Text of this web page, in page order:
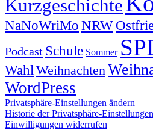
Kurzgeschichte
NaNoWriMo NRW
Podcast Schule Sommer
Wahl Weihnachten
WordPress
Privatsphäre-Einstellungen ändern
Historie der Privatsphäre-Einstellungen
Einwilligungen widerrufen